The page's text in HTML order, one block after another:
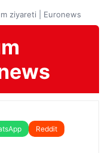
ziyareti | Euronews
Reddit